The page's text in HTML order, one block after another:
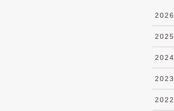
2026
2025
2024
2023
2022